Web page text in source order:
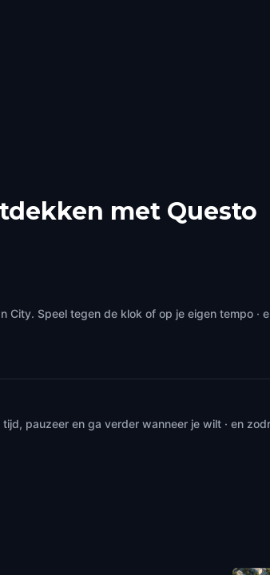
met Questo
Speel tegen de klok of op je eigen tempo ·
pauzeer en ga verder wanneer je wilt · en